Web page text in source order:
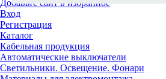
Добавьте сайт в избранное
Вход
Регистрация
Каталог
Кабельная продукция
Автоматические выключатели
Светильники. Освещение. Фонари